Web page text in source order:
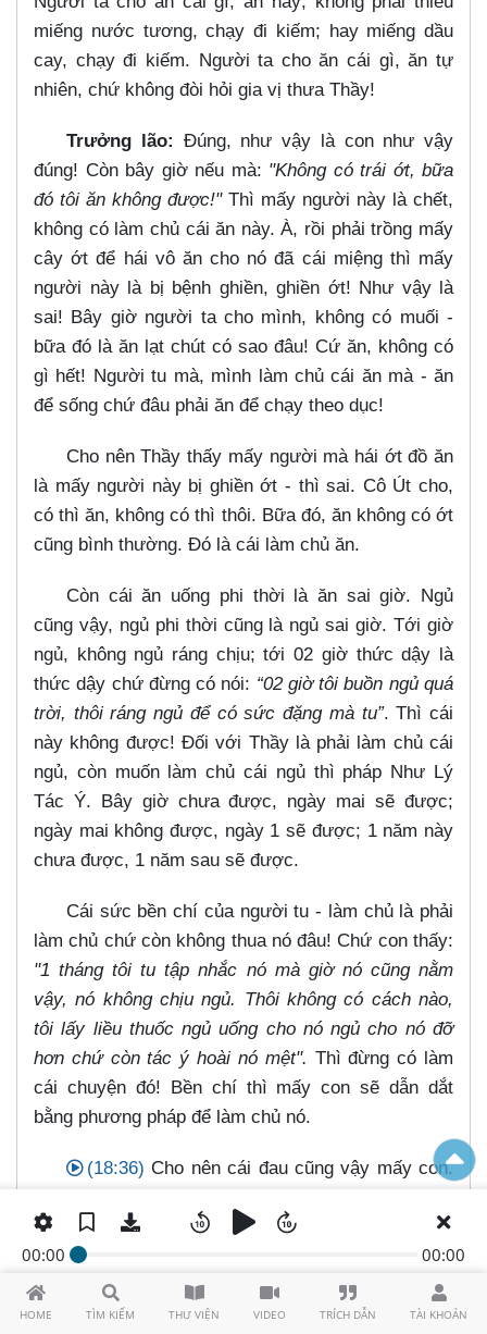
HOME TÌM KIẾM THƯ VIỆN VIDEO TRÍCH DẪN TÀI KHOẢN
00:00 00:00
miếng nước tương, chạy đi kiếm; hay miếng dầu
cay, chạy đi kiếm. Người ta cho ăn cái gì, ăn tự
nhiên, chứ không đòi hỏi gia vị thưa Thầy!
Trưởng lão: Đúng, như vậy là con như vậy
đúng! Còn bây giờ nếu mà: "Không có trái ớt, bữa
đó tôi ăn không được!"Thì mấy người này là chết,
không có làm chủ cái ăn này. À, rồi phải trồng mấy
cây ớt để hái vô ăn cho nó đã cái miệng thì mấy
người này là bị bệnh ghiền, ghiền ớt! Như vậy là
sai! Bây giờ người ta cho mình, không có muối -
bữa đó là ăn lạt chút có sao đâu! Cứ ăn, không có
gì hết! Người tu mà, mình làm chủ cái ăn mà - ăn
để sống chứ đâu phải ăn để chạy theo dục!
Cho nên Thầy thấy mấy người mà hái ớt đồ ăn
là mấy người này bị ghiền ớt - thì sai. Cô Út cho,
có thì ăn, không có thì thôi. Bữa đó, ăn không có ớt
cũng bình thường. Đó là cái làm chủ ăn.
Còn cái ăn uống phi thời là ăn sai giờ. Ngủ
cũng vậy, ngủ phi thời cũng là ngủ sai giờ. Tới giờ
ngủ, không ngủ ráng chịu; tới 02 giờ thức dậy là
thức dậy chứ đừng có nói: “02 giờ tôi buồn ngủ quá
trời, thôi ráng ngủ để có sức đặng mà tu”. Thì cái
này không được! Đối với Thầy là phải làm chủ cái
ngủ, còn muốn làm chủ cái ngủ thì pháp Như Lý
Tác Ý. Bây giờ chưa được, ngày mai sẽ được;
ngày mai không được, ngày 1 sẽ được; 1 năm này
chưa được, 1 năm sau sẽ được.
Cái sức bền chí của người tu - làm chủ là phải
làm chủ chứ còn không thua nó đâu! Chứ con thấy:
"1 tháng tôi tu tập nhắc nó mà giờ nó cũng nằm
vậy, nó không chịu ngủ. Thôi không có cách nào,
tôi lấy liều thuốc ngủ uống cho nó ngủ cho nó đỡ
hơn chứ còn tác ý hoài nó mệt". Thì đừng có làm
cái chuyện đó! Bền chí thì mấy con sẽ dẫn dắt
bằng phương pháp để làm chủ nó.
(18:36) Cho nên cái đau cũng vậy mấy con.
mấy con. Rồi cái chết của mấy con cũng tác ý, nó
sẽ chết chứ sao?
“Tịnh chỉ hơi thở! Ngưng đi, hôm
nay tao bỏ thân này!”
Nó sẽ ngưng hơi thở - chết.
Cái làm chủ mà; bởi vì đức Phật nói làm chủ sanh,